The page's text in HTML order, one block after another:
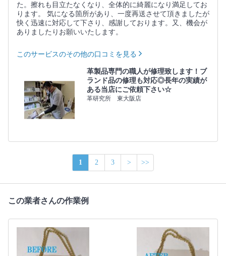
た。擦れも目立たなくなり、全体的に綺麗になり満足してお
ります。 気になる箇所があり、一度再送させて頂きましたが
快く迅速に対応して下さり、感謝しております。又、機会が
ありましたりお願いいたします。
このサービスのその他の口コミを見る
革製品専門の職人が修理致します！ブ
ランド品の修理も対応◎長年の実績が
ある当店にご依頼下さい☆
革研究所 東大阪店
1 2 3 > >>
この業者さんの作業例